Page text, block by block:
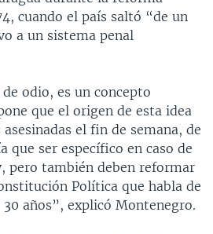
cuando el país saltó “de un
a un sistema penal
odio, es un concepto
que el origen de esta idea
el fin de semana, de
que ser específico en caso de
pero también deben reformar
Política que habla de
años”, explicó Montenegro.